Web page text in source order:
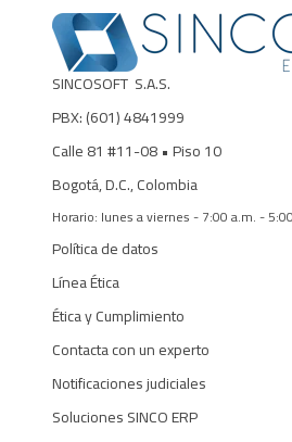
SINCOSOFT S.A.S.
PBX: (601)4841999
Calle 81 #11-08• Piso 10
Bogotá, D.C., Colombia
Horario: lunes a viernes - 7:00 a.m. -
Política de datos
Línea Ética
Ética y Cumplimiento
Contacta con un experto
Notificaciones judiciales
Soluciones SINCO ERP